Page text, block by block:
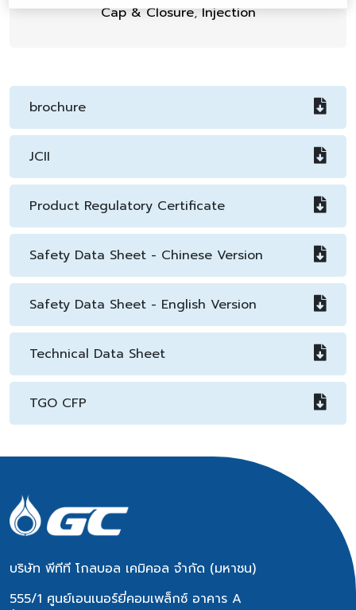
Cap & Closure,Injection
brochure
JCII
Product Regulatory Certificate
Safety Data Sheet - Chinese Version
Safety Data Sheet - English Version
Technical Data Sheet
TGO CFP
บริษัท พีทีที โกลบอล เคมิคอล จำกัด (มหาชน)
555/1 ศูนย์เอนเนอร์ยี่คอมเพล็กซ์ อาคาร A